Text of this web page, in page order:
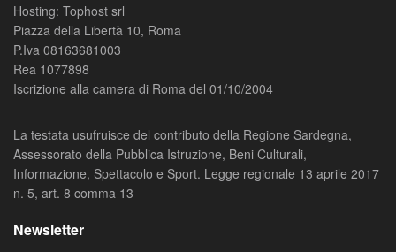
Hosting: Tophost srl
Piazza della Libertà 10, Roma
P.Iva 08163681003
Rea 1077898
Iscrizione alla camera di Roma del 01/10/2004
La testata usufruisce del contributo della Regione Sardegna,
Assessorato della Pubblica Istruzione, Beni Culturali,
Informazione, Spettacolo e Sport. Legge regionale 13 aprile 2017
n. 5, art. 8 comma 13
Newsletter